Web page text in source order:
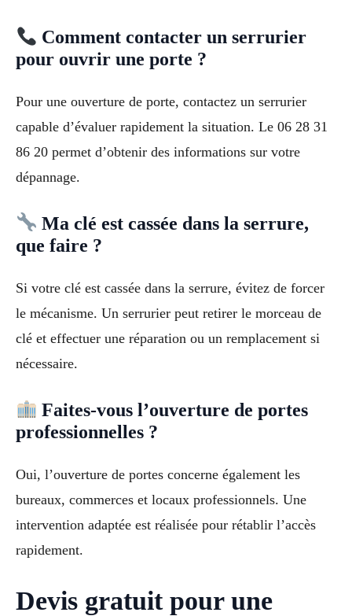
Comment contacter un serrurier
pour ouvrir une porte ?
Pour une ouverture de porte, contactez un serrurier
capable d’évaluer rapidement la situation. Le 06 28 31
86 20 permet d’obtenir des informations sur votre
dépannage.
Ma clé est cassée dans la serrure,
que faire ?
Si votre clé est cassée dans la serrure, évitez de forcer
le mécanisme. Un serrurier peut retirer le morceau de
clé et effectuer une réparation ou un remplacement si
nécessaire.
Faites-vous l’ouverture de portes
professionnelles ?
Oui, l’ouverture de portes concerne également les
bureaux, commerces et locaux professionnels. Une
intervention adaptée est réalisée pour rétablir l’accès
rapidement.
Devis gratuit pour une